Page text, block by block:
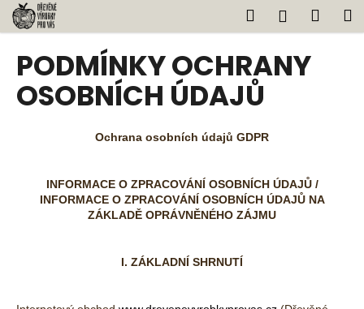
Přejít
na
obsah
Hledat
PODMÍNKY OCHRANY
OSOBNÍCH ÚDAJŮ
Ochrana osobních údajů GDPR
INFORMACE O ZPRACOVÁNÍ OSOBNÍCH ÚDAJŮ /
INFORMACE O ZPRACOVÁNÍ OSOBNÍCH ÚDAJŮ NA
ZÁKLADĚ OPRÁVNĚNÉHO ZÁJMU
I. ZÁKLADNÍ SHRNUTÍ
o
C
o
e